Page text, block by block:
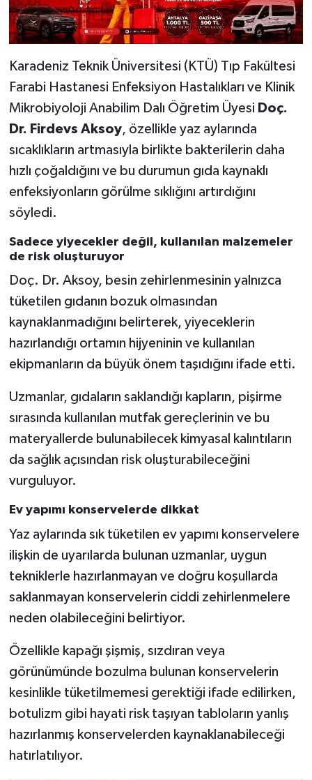
Karadeniz Teknik Üniversitesi (KTÜ) Tıp Fakültesi
Farabi Hastanesi Enfeksiyon Hastalıkları ve Klinik
Mikrobiyoloji Anabilim Dalı Öğretim Üyesi Doç.
Dr. Firdevs Aksoy, özellikle yaz aylarında
sıcaklıkların artmasıyla birlikte bakterilerin daha
hızlı çoğaldığını ve bu durumun gıda kaynaklı
enfeksiyonların görülme sıklığını artırdığını
söyledi.
Sadece yiyecekler değil, kullanılan malzemeler
de risk oluşturuyor
Doç. Dr. Aksoy, besin zehirlenmesinin yalnızca
tüketilen gıdanın bozuk olmasından
kaynaklanmadığını belirterek, yiyeceklerin
hazırlandığı ortamın hijyeninin ve kullanılan
ekipmanların da büyük önem taşıdığını ifade etti.
Uzmanlar, gıdaların saklandığı kapların, pişirme
sırasında kullanılan mutfak gereçlerinin ve bu
materyallerde bulunabilecek kimyasal kalıntıların
da sağlık açısından risk oluşturabileceğini
vurguluyor.
Ev yapımı konservelerde dikkat
Yaz aylarında sık tüketilen ev yapımı konservelere
ilişkin de uyarılarda bulunan uzmanlar, uygun
tekniklerle hazırlanmayan ve doğru koşullarda
saklanmayan konservelerin ciddi zehirlenmelere
neden olabileceğini belirtiyor.
Özellikle kapağı şişmiş, sızdıran veya
görünümünde bozulma bulunan konservelerin
kesinlikle tüketilmemesi gerektiği ifade edilirken,
botulizm gibi hayati risk taşıyan tabloların yanlış
hazırlanmış konservelerden kaynaklanabileceği
hatırlatılıyor.